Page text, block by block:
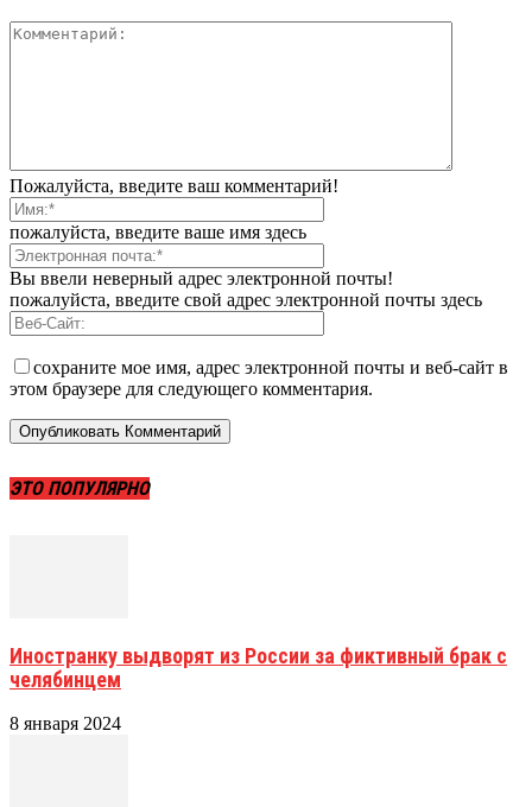
Пожалуйста, введите ваш комментарий!
пожалуйста, введите ваше имя здесь
Вы ввели неверный адрес электронной почты!
пожалуйста, введите свой адрес электронной почты здесь
сохраните мое имя, адрес электронной почты и веб-сайт в
этом браузере для следующего комментария.
ЭТО ПОПУЛЯРНО
Иностранку выдворят из России за фиктивный брак с
челябинцем
8 января 2024